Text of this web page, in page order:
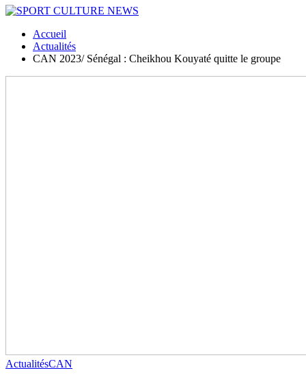
Accueil
Actualités
CAN 2023/ Sénégal : Cheikhou Kouyaté quitte le groupe
ActualitésCAN